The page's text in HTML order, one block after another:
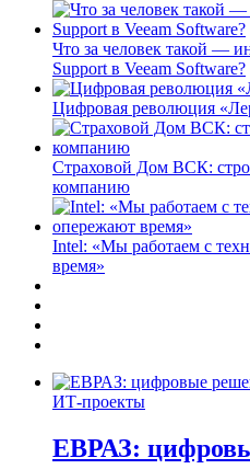
Что за человек такой —
Support в Veeam Software?
Цифровая революция
Страховой Дом ВСК:
компанию
Intel: «Мы работаем с
время»
ИТ-проекты
ЕВРАЗ: